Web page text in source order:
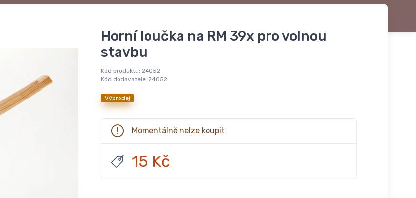
Horní loučka na RM 39x pro volnou
stavbu
Kód produktu: 24052
Kód dodavatele: 24052
Výprodej
Momentálně nelze koupit
15 Kč